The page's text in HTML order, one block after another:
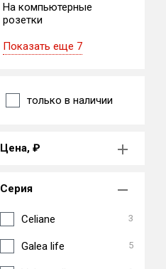
На компьютерные
розетки
Показать еще 7
только в наличии
Цена, ₽
Серия
Celiane 3
Galea life 5